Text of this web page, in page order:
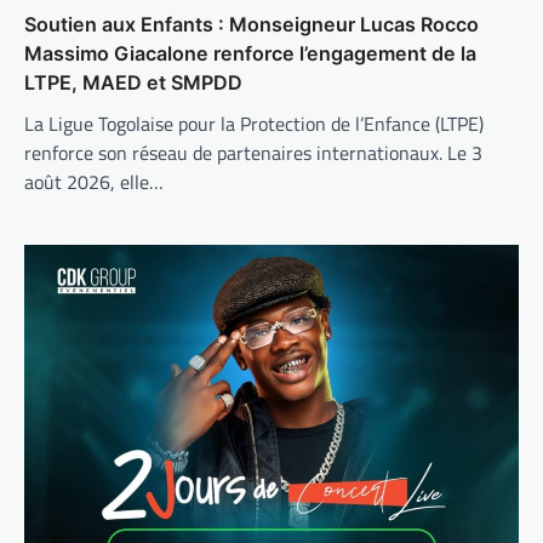
Soutien aux Enfants : Monseigneur Lucas Rocco
Massimo Giacalone renforce l’engagement de la
LTPE, MAED et SMPDD
La Ligue Togolaise pour la Protection de l’Enfance (LTPE)
renforce son réseau de partenaires internationaux. Le 3
août 2026, elle…